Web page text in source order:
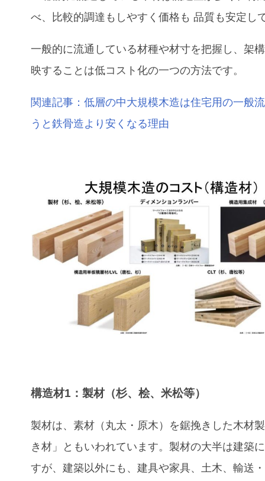
べ、比較的調達もしやすく価格も 品質も安定し
一般的に流通している材種や材寸を把握し、架
映することは低コスト化の一つの方法です。
関連記事：低層の中大規模木造は住宅用の一般
うと鉄骨造より安くなる理由
構造材1：製材（杉、桧、米松等）
製材は、素材（丸太・原木）を鋸挽きした木材
き材」ともいわれています。製材の大半は建築
すが、建築以外にも、建具や家具、土木、輸送